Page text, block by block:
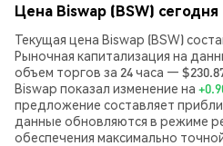
Цена Biswap (BSW) сегодня
Текущая цена Biswap (BSW)
Рыночная капитализация на
объем торгов за 24 часа —
Biswap показал изменение на
предложение составляет
данные обновляются в режиме
обеспечения максимально